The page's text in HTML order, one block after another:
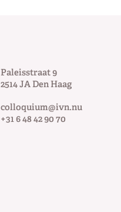
Paleisstraat 9
2514 JADen Haag
colloquium@ivn.nu
+31 6 48 42 90 70